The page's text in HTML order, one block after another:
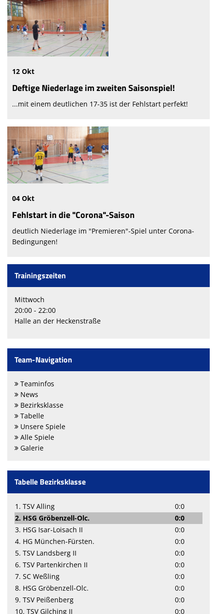
12 Okt
Deftige Niederlage im zweiten Saisonspiel!
...mit einem deutlichen 17-35 ist der Fehlstart perfekt!
04 Okt
Fehlstart in die "Corona"-Saison
deutlich Niederlage im "Premieren"-Spiel unter Corona-
Bedingungen!
Trainingszeiten
Mittwoch
20:00 - 22:00
Halle an der Heckenstraße
Team-Navigation
Teaminfos
News
Bezirksklasse
Tabelle
Unsere Spiele
Alle Spiele
Galerie
Tabelle Bezirksklasse
1. TSV Alling
0:0
2. HSG Gröbenzell-Olc.
0:0
3. HSG Isar-Loisach II
0:0
4. HG München-Fürsten.
0:0
5. TSV Landsberg II
0:0
6. TSV Partenkirchen II
0:0
7. SC Weßling
0:0
8. HSG Gröbenzell-Olc.
0:0
9. TSV Peißenberg
0:0
10. TSV Gilching II
0:0